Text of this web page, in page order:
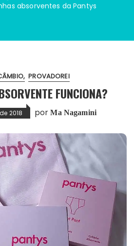
absorventes da Pantys
PROVADOREI
FUNCIONA?
2018 porMa Nagamini